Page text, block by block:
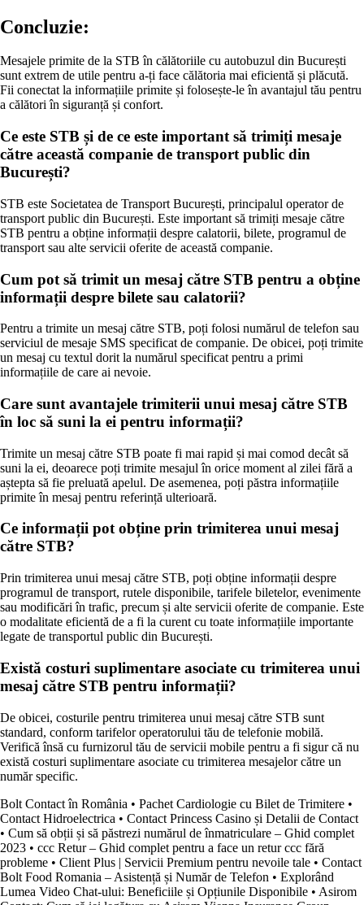
Concluzie:
Mesajele primite de la STB în călătoriile cu autobuzul din București
sunt extrem de utile pentru a-ți face călătoria mai eficientă și plăcută.
Fii conectat la informațiile primite și folosește-le în avantajul tău pentru
a călători în siguranță și confort.
Ce este STB și de ce este important să trimiți mesaje
către această companie de transport public din
București?
STB este Societatea de Transport București, principalul operator de
transport public din București. Este important să trimiți mesaje către
STB pentru a obține informații despre calatorii, bilete, programul de
transport sau alte servicii oferite de această companie.
Cum pot să trimit un mesaj către STB pentru a obține
informații despre bilete sau calatorii?
Pentru a trimite un mesaj către STB, poți folosi numărul de telefon sau
serviciul de mesaje SMS specificat de companie. De obicei, poți trimite
un mesaj cu textul dorit la numărul specificat pentru a primi
informațiile de care ai nevoie.
Care sunt avantajele trimiterii unui mesaj către STB
în loc să suni la ei pentru informații?
Trimite un mesaj către STB poate fi mai rapid și mai comod decât să
suni la ei, deoarece poți trimite mesajul în orice moment al zilei fără a
aștepta să fie preluată apelul. De asemenea, poți păstra informațiile
primite în mesaj pentru referință ulterioară.
Ce informații pot obține prin trimiterea unui mesaj
către STB?
Prin trimiterea unui mesaj către STB, poți obține informații despre
programul de transport, rutele disponibile, tarifele biletelor, evenimente
sau modificări în trafic, precum și alte servicii oferite de companie. Este
o modalitate eficientă de a fi la curent cu toate informațiile importante
legate de transportul public din București.
Există costuri suplimentare asociate cu trimiterea unui
mesaj către STB pentru informații?
De obicei, costurile pentru trimiterea unui mesaj către STB sunt
standard, conform tarifelor operatorului tău de telefonie mobilă.
Verifică însă cu furnizorul tău de servicii mobile pentru a fi sigur că nu
există costuri suplimentare asociate cu trimiterea mesajelor către un
număr specific.
Bolt Contact în România • Pachet Cardiologie cu Bilet de Trimitere •
Contact Hidroelectrica • Contact Princess Casino și Detalii de Contact
• Cum să obții și să păstrezi numărul de înmatriculare – Ghid complet
2023 • ccc Retur – Ghid complet pentru a face un retur ccc fără
probleme • Client Plus | Servicii Premium pentru nevoile tale • Contact
Bolt Food Romania – Asistență și Număr de Telefon • Explorând
Lumea Video Chat-ului: Beneficiile și Opțiunile Disponibile • Asirom